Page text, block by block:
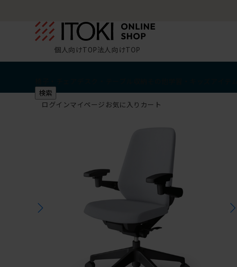
個人向けTOP法人向けTOP
検索
ログインマイページ お気に入り カート